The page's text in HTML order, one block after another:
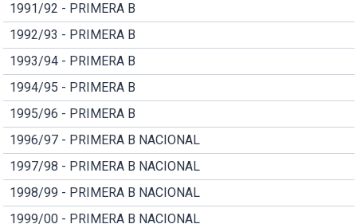
1991/92 - PRIMERA B
1992/93 - PRIMERA B
1993/94 - PRIMERA B
1994/95 - PRIMERA B
1995/96 - PRIMERA B
1996/97 - PRIMERA B NACIONAL
1997/98 - PRIMERA B NACIONAL
1998/99 - PRIMERA B NACIONAL
1999/00 - PRIMERA B NACIONAL